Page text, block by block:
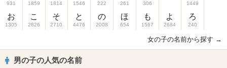
931
お
1305
1859
こ
2826
1814
そ
2710
1546
と
4476
222
の
2008
261
ほ
654
306
も
1567
よ
2684
1449
ろ
240
女の子の名前から探す →
男の子の人気の名前